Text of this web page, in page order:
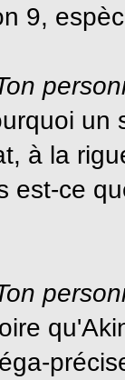
9,
un
à la
est-ce